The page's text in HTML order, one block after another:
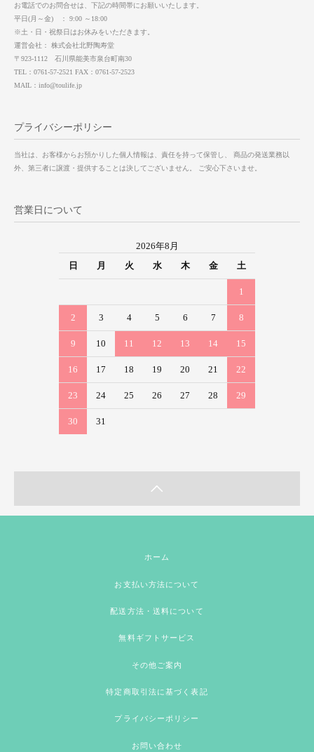
お電話でのお問合せは、下記の時間帯にお願いいたします。
平日(月～金) ： 9:00 ～18:00
※土・日・祝祭日はお休みをいただきます。
運営会社： 株式会社北野陶寿堂
〒923-1112 石川県能美市泉台町南30
TEL：0761-57-2521 FAX：0761-57-2523
MAIL：info@toulife.jp
プライバシーポリシー
当社は、お客様からお預かりした個人情報は、責任を持って保管し、 商品の発送業務以
外、第三者に譲渡・提供することは決してございません。 ご安心下さいませ。
営業日について
2026年8月
日
月 火 水 木 金 土
1
2 3 4 5 6 7 8
9 10 11 12 13 14 15
16 17 18 19 20 21 22
23 24 25 26 27 28 29
30 31
ホーム
お支払い方法について
配送方法・送料について
無料ギフトサービス
その他ご案内
特定商取引法に基づく表記
プライバシーポリシー
お問い合わせ